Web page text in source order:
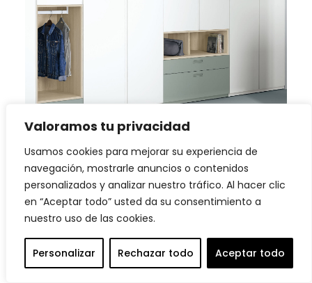
Valoramos tu privacidad
Usamos cookies para mejorar su experiencia de
navegación, mostrarle anuncios o contenidos
personalizados y analizar nuestro tráfico. Al hacer clic
en “Aceptar todo” usted da su consentimiento a
nuestro uso de las cookies.
Personalizar Rechazar todo Aceptar todo
LEER MÁS
Armario con puertas, cajones, cubo Complet con
partidor y cubo Complet con barra de colgar